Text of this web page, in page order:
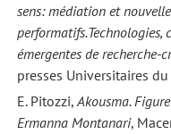
sens: médiation et
émergentes de recherche-
presses Universitaires
E. Pitozzi,Akousma.
Ermanna Montanari,